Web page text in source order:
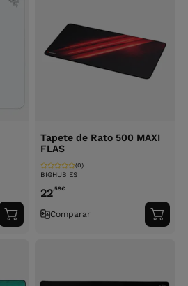
Adicionar
ao
Tapete de Rato 500 MAXI
FLAS
BIGHUB ES
(0)
22,59€
Comparar
ao